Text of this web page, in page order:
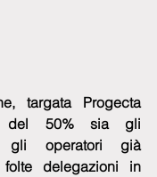
targata Progecta
del 50% sia gli
gli operatori già
delegazioni in